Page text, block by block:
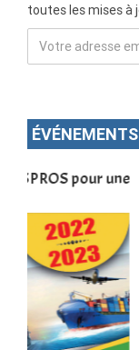
toutes les mises à
Devenez
formation